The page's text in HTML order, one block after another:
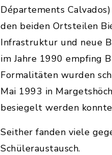
Départements
den beiden Ortsteilen
Infrastruktur und neue
im Jahre 1990 empfing
Formalitäten wurden
Mai 1993 in
besiegelt werden
Seither fanden viele
Schüleraustausch.